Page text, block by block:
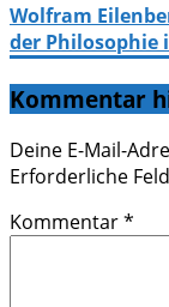
Wolfram
der Philosophie
Kommentar
Deine E-Mail-
Erforderliche
Kommentar*